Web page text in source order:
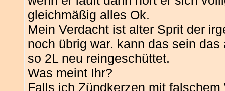
gleichmäßig alles Ok.
Mein Verdacht ist alter Sprit der
noch übrig war. kann das sein
so 2L neu reingeschüttet.
Was meint Ihr?
Falls ich Zündkerzen mit